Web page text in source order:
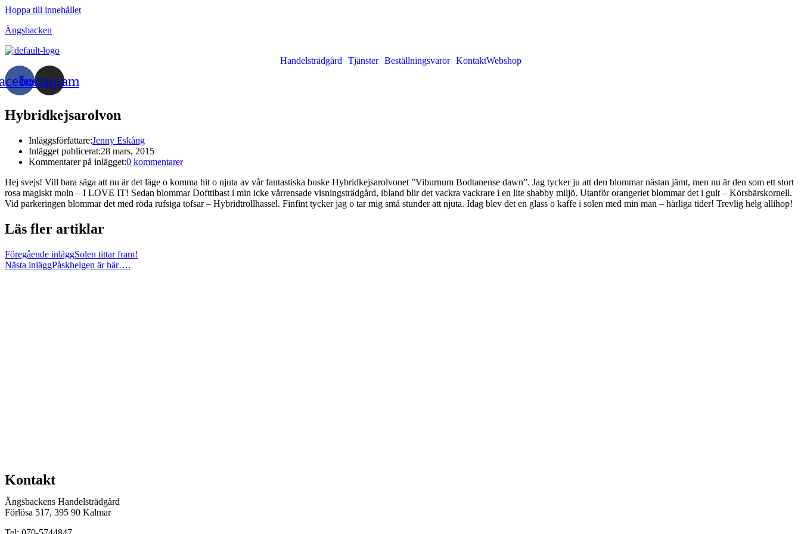
Hoppa till innehållet
Ängsbacken
Handelsträdgård Tjänster Beställningsvaror KontaktWebshop
Instagram
Hybridkejsarolvon
Inläggsförfattare:Jenny Eskång
Inlägget publicerat:28 mars, 2015
Kommentarer på inlägget:0 kommentarer
Hej svejs! Vill bara säga att nu är det läge o komma hit o njuta av vår fantastiska buske Hybridkejsarolvonet ”Viburnum Bodtanense dawn”. Jag tycker ju att den blommar nästan jämt, men nu är den som ett stort
rosa magiskt moln – I LOVE IT! Sedan blommar Dofttibast i min icke vårrensade visningsträdgård, ibland blir det vackra vackrare i en lite shabby miljö. Utanför orangeriet blommar det i gult – Körsbärskornell.
Vid parkeringen blommar det med röda rufsiga tofsar – Hybridtrollhassel. Finfint tycker jag o tar mig små stunder att njuta. Idag blev det en glass o kaffe i solen med min man – härliga tider! Trevlig helg allihop!
Läs fler artiklar
Föregående inläggSolen tittar fram!
Nästa inläggPåskhelgen är här….
Kontakt
Ängsbackens Handelsträdgård
Förlösa 517, 395 90 Kalmar